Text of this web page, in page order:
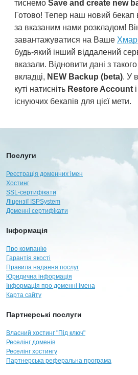
тиснемо Save and create new
Готово! Тепер наш новий бекап
за вказаним нами розкладом!
завантажуватися на Ваше
будь-який інший віддалений
вказали. Відновити дані з
вкладці, NEW Backup (beta). У
куті натисніть Restore Account
існуючих бекапів для цієї мети.
Послуги
Реєстрація доменних імен
Хостинг
SSL-сертифікати
Ліцензії ISPSystem
Доменні сертифікати
Інформація
Про компанію
Гарантія якості
Правила надання послуг
Юридична інформація
Інформація про доменні імена
Карта сайту
Партнерські послуги
Власний хостинг "Під ключ"
Реселінг доменів
Реселінг хостингу
Партнерська реферальна програма